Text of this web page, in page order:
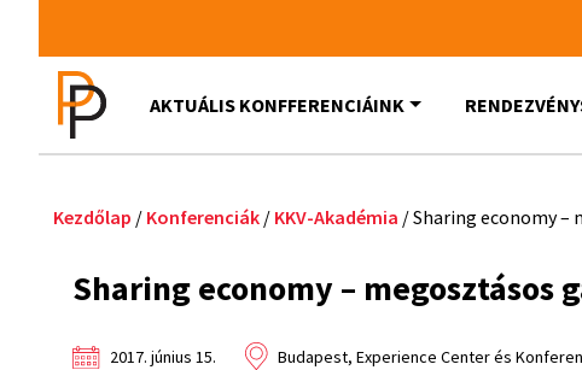
AKTUÁLIS KONFFERENCIÁINK
Kezdőlap / Konferenciák / KKV-Akadémia / Sharing economy –
Sharing economy – megosztásos
2017. június 15. Budapest, Experience Center és